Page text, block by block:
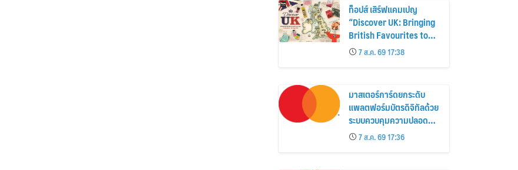
ท็อปส์ เสิร์ฟแคมเปญ
“Discover UK: Bringing
British Favourites to
You” ขนทัพของอร่อยและ
ไอเท็มฮิตจากสหราช
อาณาจักร ส่งตรงถึงมือ
ตั้งแต่วันนี้ – 18 สิงหาคมนี้
7 ส.ค. 69 17:38
มาสเตอร์การ์ดยกระดับ
แพลตฟอร์มบัตรดิจิทัลด้วย
ระบบควบคุมความปลอดภัย
ใหม่7 ส.ค. 69 17:36